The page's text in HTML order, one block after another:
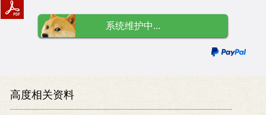
系统维护中...
高度相关资料